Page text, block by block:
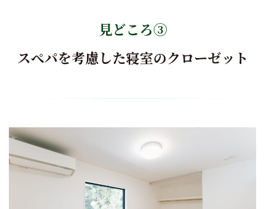
見どころ③
スぺパを考慮した寝室のクローゼット